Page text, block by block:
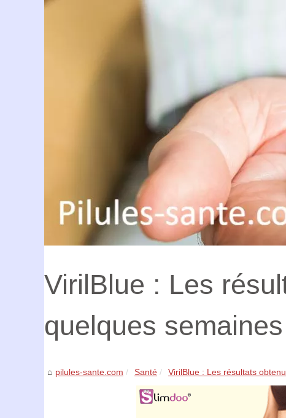
VirilBlue : Les
quelques
pilules-sante.com Santé VirilBlue : Les résultats